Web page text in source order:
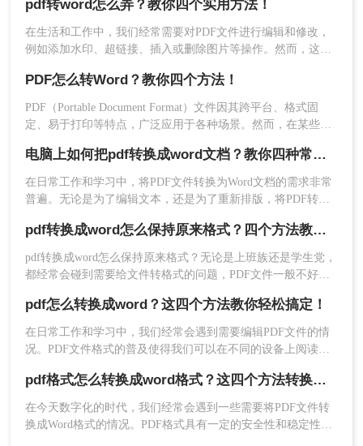
式、转换效果以及保存路径，设置完毕好点击开始转换
4、转换成功，点击打开即可查看。
三、在线转换工具
适用场景： 适用于偶尔需要转换且不想安装额外软件的
场景。
显得更为灵活和方便。那么PDF怎么转Word呢？下面将详细介
绍几种将PDF转Word的方法，以帮助您更高效地完成工作。
pdf转word怎么弄？教你四个实用方法！
在生活和工作中，我们经常需要对PDF文件进行编辑和修改，
例如添加水印、超链接、插入或删除图片等操作。然而，这些
换为Word文件进行编辑。如果你不知道pdf转word怎么弄，别
担心，下面我给大家介绍几种超实用的方法!
PDF怎么转Word？教你四个方法！
PDF（Portable Document Format）文件因其跨平台、格式固
定、易于打印等特点，广泛应用于各种场景。然而，在某些情
修改。那么PDF怎么转Word呢？以下将详细介绍几种PDF转
Word的方法，帮助您轻松完成转换。
电脑上如何把pdf转换成word文档？教你四种常用转换方法！
在日常工作和学习中，将PDF文件转换为Word文档的需求非常
普遍。无论是为了编辑文本，还是为了重新排版，将PDF转换
word文档呢？本文将详细介绍四种在电脑上将PDF转换为Word
的方法。
pdf转换成word怎么保持原来格式？四个方法教你正确打开！
pdf转换成word怎么保持原来格式？无论是上班族还是学生党，
都经常会碰到需要给文件转格式的问题，PDF文件一般不好直
器，转换完的文件简直乱七八糟。所以这里给大家推荐几个好
用的PDF转换方法。
pdf怎么转换成word？这四个方法教你轻松搞定！
在日常工作和学习中，我们经常会遇到需要编辑PDF文件的情
况。PDF文件格式的普及使得我们可以在不同的设备上阅读和
题。幸运的是，现在有一种简单而高效的方法可以解决这个问
题，那就是将PDF文件转换为Word文件。本文将为大家介绍pdf
怎么转换成word方法，下面一起看看吧。
pdf格式怎么转换成word格式？这四个方法转换效率很高！
在今天数字化的时代，我们经常会遇到一些需要将PDF文件转
换成Word格式的情况。PDF格式具有一定的安全性和稳定性，